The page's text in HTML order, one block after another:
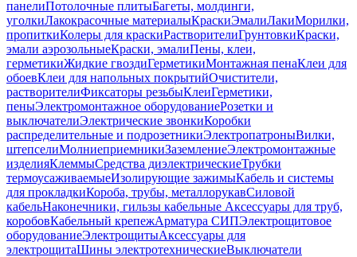
панелиПотолочные плитыБагеты, молдинги,
уголкиЛакокрасочные материалыКраскиЭмалиЛакиМорилки,
пропиткиКолеры для краскиРастворителиГрунтовкиКраски,
эмали аэрозольныеКраски, эмалиПены, клеи,
герметикиЖидкие гвоздиГерметикиМонтажная пенаКлеи для
обоевКлеи для напольных покрытийОчистители,
растворителиФиксаторы резьбыКлеиГерметики,
пеныЭлектромонтажное оборудованиеРозетки и
выключателиЭлектрические звонкиКоробки
распределительные и подрозетникиЭлектропатроныВилки,
штепселиМолниеприемникиЗаземлениеЭлектромонтажные
изделияКлеммыСредства диэлектрическиеТрубки
термоусаживаемыеИзолирующие зажимыКабель и системы
для прокладкиКороба, трубы, металлорукавСиловой
кабельНаконечники, гильзы кабельные Аксессуары для труб,
коробовКабельный крепежАрматура СИПЭлектрощитовое
оборудованиеЭлектрощитыАксессуары для
электрощитаШины электротехническиеВыключатели